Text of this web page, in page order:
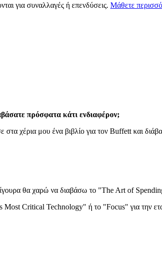
για συναλλαγές ή επενδύσεις. Μάθετε
πρόσφατα κάτι ενδιαφέρον;
χέρια μου ένα βιβλίο για τον Buffett και
θα χαρώ να διαβάσω το "The Art of
Critical Technology" ή το "Focus" για την